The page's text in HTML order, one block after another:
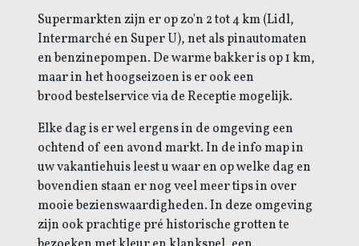
Supermarkten zijn er op zo'n 2 tot 4 km (Lidl,
Intermarché en Super U), net als pinautomaten
en benzinepompen. De warme bakker is op 1 km,
maar in het hoogseizoen is er ook een
brood bestelservice via de Receptie mogelijk.
Elke dag is er wel ergens in de omgeving een
ochtend of een avond markt. In de info map in
uw vakantiehuis leest u waar en op welke dag en
bovendien staan er nog veel meer tips in over
mooie bezienswaardigheden. In deze omgeving
zijn ook prachtige pré historische grotten te